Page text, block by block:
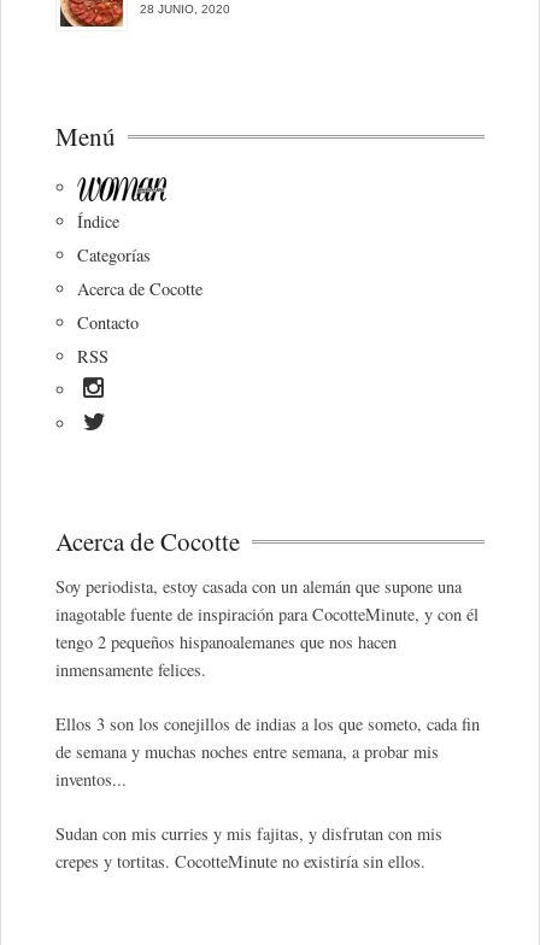
28 JUNIO, 2020
Menú
Índice
Categorías
Acerca de Cocotte
Contacto
RSS
Acerca de Cocotte
Soy periodista, estoy casada con un alemán que supone una
inagotable fuente de inspiración para CocotteMinute, y con él
tengo 2 pequeños hispanoalemanes que nos hacen
inmensamente felices.
Ellos 3 son los conejillos de indias a los que someto, cada fin
de semana y muchas noches entre semana, a probar mis
inventos...
Sudan con mis curries y mis fajitas, y disfrutan con mis
crepes y tortitas. CocotteMinute no existiría sin ellos.